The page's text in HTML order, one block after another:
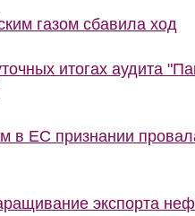
газом сбавила ход
итогах аудита
в ЕС признании
экспорта